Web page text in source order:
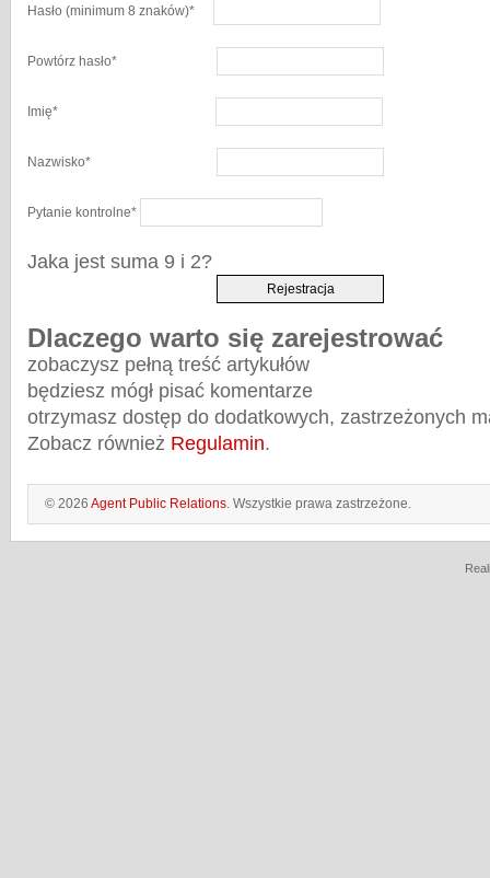
Hasło (minimum 8 znaków)*
Powtórz hasło*
Imię*
Nazwisko*
Pytanie kontrolne*
Jaka jest suma 9 i 2?
Dlaczego warto się zarejestrować
zobaczysz pełną treść artykułów
będziesz mógł pisać komentarze
otrzymasz dostęp do dodatkowych, zastrzeżonych
Zobacz również Regulamin.
© 2026 Agent Public Relations. Wszystkie prawa zastrzeżone.